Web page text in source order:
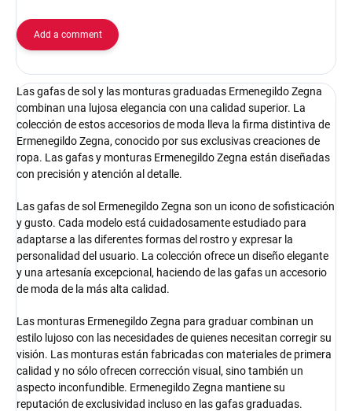
Add a comment
Las gafas de sol y las monturas graduadas Ermenegildo Zegna
combinan una lujosa elegancia con una calidad superior. La
colección de estos accesorios de moda lleva la firma distintiva de
Ermenegildo Zegna, conocido por sus exclusivas creaciones de
ropa. Las gafas y monturas Ermenegildo Zegna están diseñadas
con precisión y atención al detalle.
Las gafas de sol Ermenegildo Zegna son un icono de sofisticación
y gusto. Cada modelo está cuidadosamente estudiado para
adaptarse a las diferentes formas del rostro y expresar la
personalidad del usuario. La colección ofrece un diseño elegante
y una artesanía excepcional, haciendo de las gafas un accesorio
de moda de la más alta calidad.
Las monturas Ermenegildo Zegna para graduar combinan un
estilo lujoso con las necesidades de quienes necesitan corregir su
visión. Las monturas están fabricadas con materiales de primera
calidad y no sólo ofrecen corrección visual, sino también un
aspecto inconfundible. Ermenegildo Zegna mantiene su
reputación de exclusividad incluso en las gafas graduadas.